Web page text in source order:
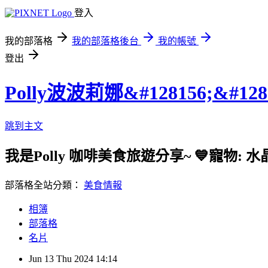
登入
我的部落格 我的部落格後台
我的帳號
登出
Polly波波莉娜
跳到主文
我是Polly 咖啡美食旅遊分享~ 💙寵物: 水
部落格全站分類： 美食情報
相簿
部落格
名片
Jun 13 Thu 2024 14:14